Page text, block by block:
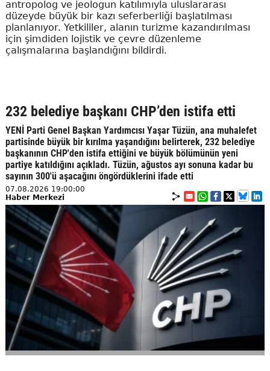
antropolog ve jeologun katılımıyla uluslararası
düzeyde büyük bir kazı seferberliği başlatılması
planlanıyor. Yetkililer, alanın turizme kazandırılması
için şimdiden lojistik ve çevre düzenleme
çalışmalarına başlandığını bildirdi.
232 belediye başkanı CHP’den istifa etti
YENİ Parti Genel Başkan Yardımcısı Yaşar Tüzün, ana muhalefet
partisinde büyük bir kırılma yaşandığını belirterek, 232 belediye
başkanının CHP'den istifa ettiğini ve büyük bölümünün yeni
partiye katıldığını açıkladı. Tüzün, ağustos ayı sonuna kadar bu
sayının 300'ü aşacağını öngördüklerini ifade etti
07.08.2026 19:00:00
Haber Merkezi